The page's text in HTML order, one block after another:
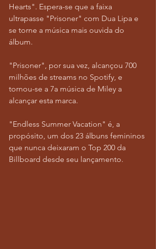
Hearts". Espera-se que a faixa
ultrapasse "Prisoner" com Dua Lipa e
se torne a música mais ouvida do
álbum.
"Prisoner", por sua vez, alcançou 700
milhões de streams no Spotify, e
tornou-se a 7a música de Miley a
alcançar esta marca.
"Endless Summer Vacation" é, a
propósito, um dos 23 álbuns femininos
que nunca deixaram o Top 200 da
Billboard desde seu lançamento.